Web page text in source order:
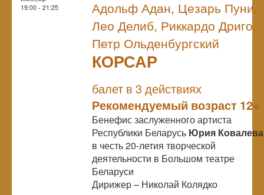
19:00 - 21:25
Адольф Адан, Цезарь Пуни,
Лео Делиб, Риккардо Дриго,
Петр Ольденбургский
КОРСАР
балет в 3 действиях
Рекомендуемый возраст 12+
Бенефис заслуженного артиста
Республики Беларусь Юрия Ковалева
в честь 20-летия творческой
деятельности в Большом театре
Беларуси
Дирижер – Николай Колядко